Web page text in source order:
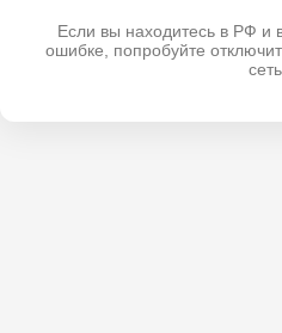
Если вы находитесь в РФ и
ошибке, попробуйте